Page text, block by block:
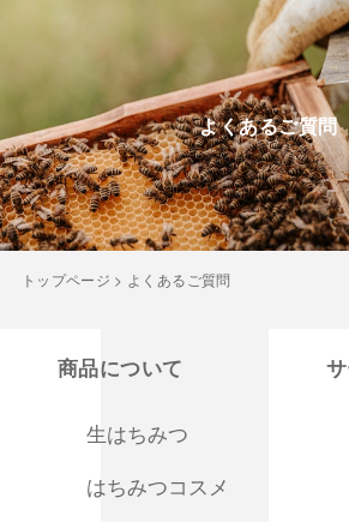
ABOUT Cieplo
シェプロの生はちみつ
店舗紹介
NEWS
よくあるご質問
トップページ > よくあるご質問
商品について
生はちみつ
はちみつコスメ